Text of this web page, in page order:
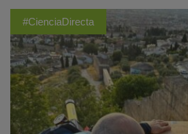
#CienciaDirecta